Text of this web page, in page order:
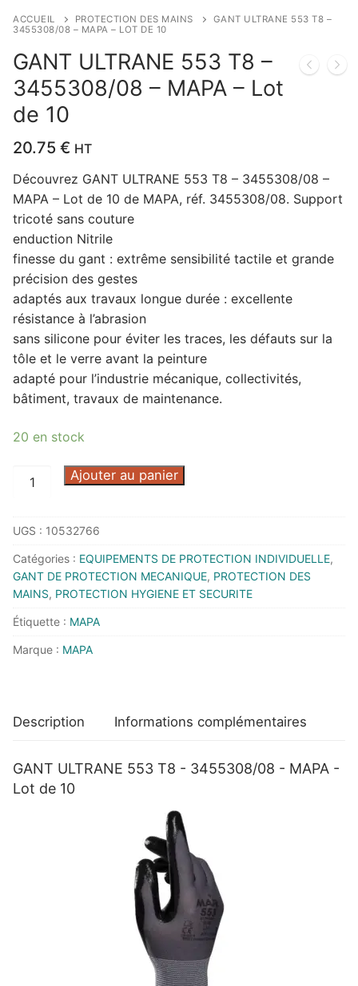
ACCUEIL PROTECTION DES MAINS
GANT ULTRANE 553 T8 –
3455308/08 – MAPA – LOT DE 10
GANT ULTRANE 553 T8 –
3455308/08 – MAPA – Lot
de 10
20.75 € HT
Découvrez GANT ULTRANE 553 T8 – 3455308/08 –
MAPA – Lot de 10 de MAPA, réf. 3455308/08. Support
tricoté sans couture
enduction Nitrile
finesse du gant : extrême sensibilité tactile et grande
précision des gestes
adaptés aux travaux longue durée : excellente
résistance à l’abrasion
sans silicone pour éviter les traces, les défauts sur la
tôle et le verre avant la peinture
adapté pour l’industrie mécanique, collectivités,
bâtiment, travaux de maintenance.
20 en stock
quantité
ULTRANE
553
T8
-
3455308/08
MAPA
de
Ajouter au panier
UGS : 10532766
Catégories : EQUIPEMENTS DE PROTECTION INDIVIDUELLE,
GANT DE PROTECTION MECANIQUE, PROTECTION DES
MAINS, PROTECTION HYGIENE ET SECURITE
Étiquette : MAPA
Marque : MAPA
Description Informations complémentaires
GANT ULTRANE 553 T8 - 3455308/08 - MAPA -
Lot de 10